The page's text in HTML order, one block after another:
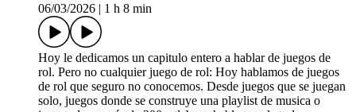
06/03/2026
1 h 8 min
Hoy le dedicamos un capitulo entero a hablar de juegos de
rol. Pero no cualquier juego de rol: Hoy hablamos de juegos
de rol que seguro no conocemos. Desde juegos que se juegan
solo, juegos donde se construye una playlist de musica o